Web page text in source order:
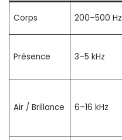
Corps 200–500 Hz
Présence 3–5 kHz
Air / Brillance 6–16 kHz